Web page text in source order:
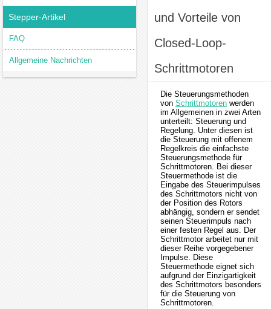
Stepper-Artikel
FAQ
Allgemeine Nachrichten
und Vorteile von
Closed-Loop-
Schrittmotoren
Die Steuerungsmethoden
von Schrittmotoren werden
im Allgemeinen in zwei Arten
unterteilt: Steuerung und
Regelung. Unter diesen ist
die Steuerung mit offenem
Regelkreis die einfachste
Steuerungsmethode für
Schrittmotoren. Bei dieser
Steuermethode ist die
Eingabe des Steuerimpulses
des Schrittmotors nicht von
der Position des Rotors
abhängig, sondern er sendet
seinen Steuerimpuls nach
einer festen Regel aus. Der
Schrittmotor arbeitet nur mit
dieser Reihe vorgegebener
Impulse. Diese
Steuermethode eignet sich
aufgrund der Einzigartigkeit
des Schrittmotors besonders
für die Steuerung von
Schrittmotoren.